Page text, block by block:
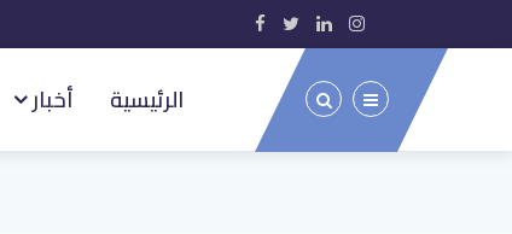
الرئيسية أخبار